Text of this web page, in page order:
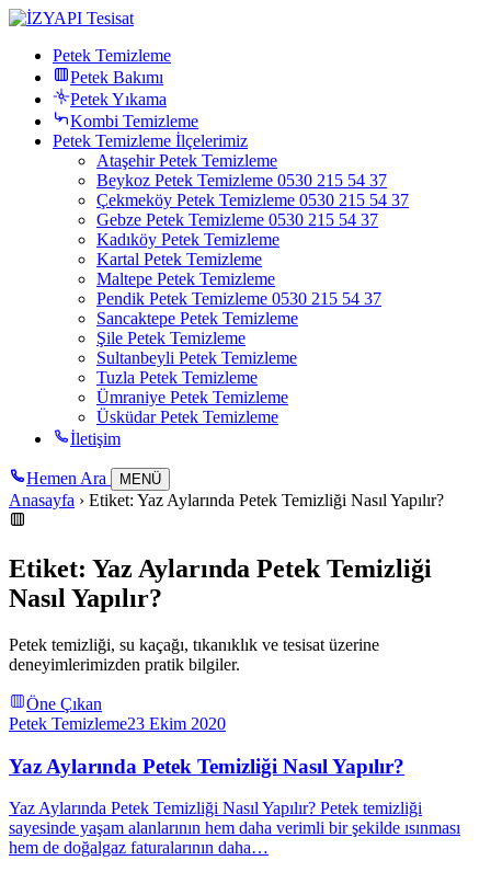
Petek Temizleme
Petek Bakımı
Petek Yıkama
Kombi Temizleme
Petek Temizleme İlçelerimiz
Ataşehir Petek Temizleme
Beykoz Petek Temizleme 0530 215 54 37
Çekmeköy Petek Temizleme 0530 215 54 37
Gebze Petek Temizleme 0530 215 54 37
Kadıköy Petek Temizleme
Kartal Petek Temizleme
Maltepe Petek Temizleme
Pendik Petek Temizleme 0530 215 54 37
Sancaktepe Petek Temizleme
Şile Petek Temizleme
Sultanbeyli Petek Temizleme
Tuzla Petek Temizleme
Ümraniye Petek Temizleme
Üsküdar Petek Temizleme
İletişim
Hemen Ara MENÜ
Anasayfa › Etiket: Yaz Aylarında Petek Temizliği Nasıl Yapılır?
Etiket: Yaz Aylarında Petek Temizliği
Nasıl Yapılır?
Petek temizliği, su kaçağı, tıkanıklık ve tesisat üzerine
deneyimlerimizden pratik bilgiler.
Öne Çıkan
Petek Temizleme23 Ekim 2020
Yaz Aylarında Petek Temizliği Nasıl Yapılır?
Yaz Aylarında Petek Temizliği Nasıl Yapılır? Petek temizliği
sayesinde yaşam alanlarının hem daha verimli bir şekilde ısınması
hem de doğalgaz faturalarının daha…